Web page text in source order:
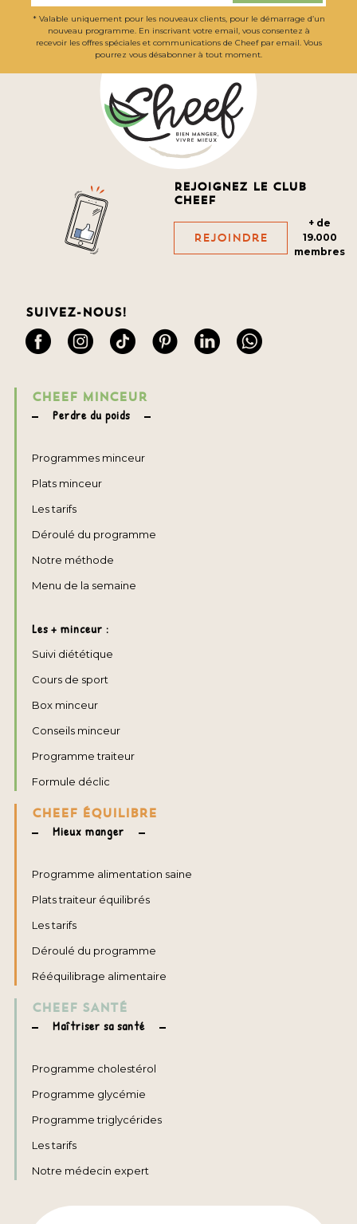
* Valable uniquement pour les nouveaux clients, pour le démarrage d’un
nouveau programme. En inscrivant votre email, vous consentez à
recevoir les offres spéciales et communications de Cheef par email. Vous
pourrez vous désabonner à tout moment.
Rejoignez le club
cheef
Rejoindre
+ de
19.000
membres
Suivez-nous!
CHEEF MINCEUR
Perdre du poids
Programmes minceur
Plats minceur
Les tarifs
Déroulé du programme
Notre méthode
Menu de la semaine
Les + minceur :
Suivi diététique
Cours de sport
Box minceur
Conseils minceur
Programme traiteur
Formule déclic
CHEEF ÉQUILIBRE
Mieux manger
Programme alimentation saine
Plats traiteur équilibrés
Les tarifs
Déroulé du programme
Rééquilibrage alimentaire
CHEEF SANTÉ
Maîtriser sa santé
Programme cholestérol
Programme glycémie
Programme triglycérides
Les tarifs
Notre médecin expert